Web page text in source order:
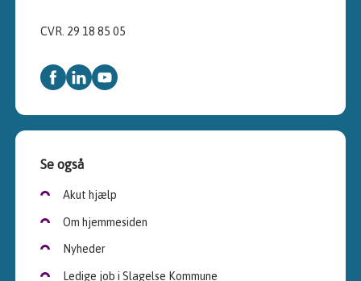
CVR. 29 18 85 05
Se også
Akut hjælp
Om hjemmesiden
Nyheder
Ledige job i Slagelse Kommune